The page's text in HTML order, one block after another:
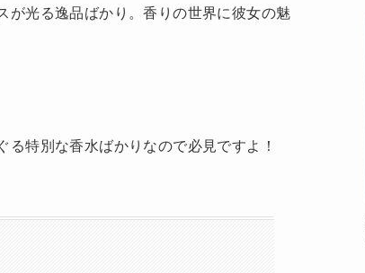
が光る逸品ばかり。香りの世界に彼女の魅
特別な香水ばかりなので必見ですよ！